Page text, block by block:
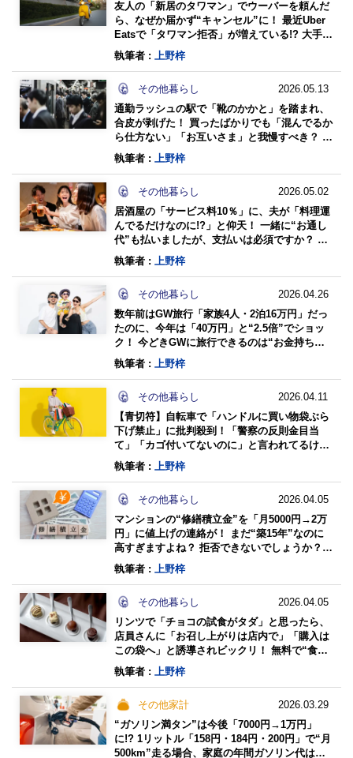
友人の「新居のタワマン」でウーバーを頼んだ
ら、なぜか届かず“キャンセル”に！ 最近Uber
Eatsで「タワマン拒否」が増えている!? 大手宅
配でも深刻な課題に…“配達員に嫌われる理
由”とは
執筆者 : 上野梓
その他暮らし 2026.05.13
通勤ラッシュの駅で「靴のかかと」を踏まれ、
合皮が剥げた！ 買ったばかりでも「混んでるか
ら仕方ない」「お互いさま」と我慢すべき？ な
ぜ“踏んだ・踏まれた”が起こるのか…弁償につ
いても確認
執筆者 : 上野梓
その他暮らし 2026.05.02
居酒屋の「サービス料10％」に、夫が「料理運
んでるだけなのに!?」と仰天！ 一緒に“お通し
代”も払いましたが、支払いは必須ですか？ 何
のサービスにお金を払ってるのでしょうか？
執筆者 : 上野梓
その他暮らし 2026.04.26
数年前はGW旅行「家族4人・2泊16万円」だっ
たのに、今年は「40万円」と“2.5倍”でショッ
ク！ 今どきGWに旅行できるのは“お金持ちだ
け”なんですか？ 宿泊料が「大幅値上がり」の
背景を確認
執筆者 : 上野梓
その他暮らし 2026.04.11
【青切符】自転車で「ハンドルに買い物袋ぶら
下げ禁止」に批判殺到！「警察の反則金目当
て」「カゴ付いてないのに」と言われてるけ
ど、本当に守る必要あるんですか？ 知らない人
も多い“悲惨なリスク”
執筆者 : 上野梓
その他暮らし 2026.04.05
マンションの“修繕積立金”を「月5000円→2万
円」に値上げの連絡が！ まだ“築15年”なのに
高すぎますよね？ 拒否できないでしょうか？
広さごとの「適正額の目安」も解説
執筆者 : 上野梓
その他暮らし 2026.04.05
リンツで「チョコの試食がタダ」と思ったら、
店員さんに「お召し上がりは店内で」「購入は
この袋へ」と誘導されビックリ！ 無料で“食べ
るだけ”じゃダメですか？ 店頭試食の意図とは
執筆者 : 上野梓
その他家計 2026.03.29
“ガソリン満タン”は今後「7000円→1万円」
に!? 1リットル「158円・184円・200円」で“月
500km”走る場合、家庭の年間ガソリン代はい